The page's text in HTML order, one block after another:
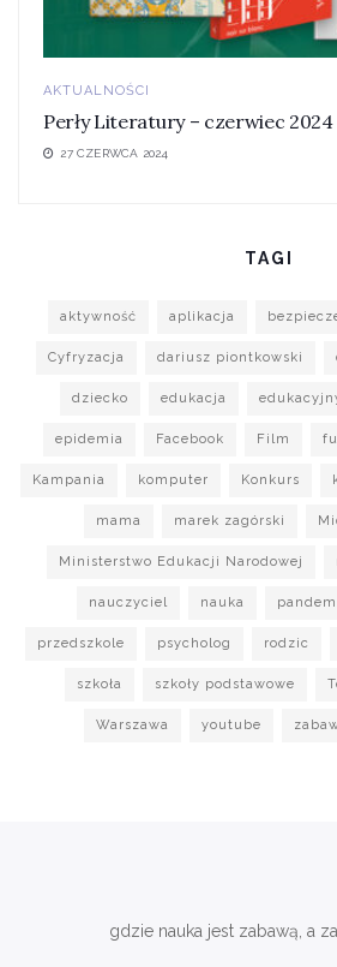
AKTUALNOŚCI
Perły Literatury – czerwiec 2024
27 CZERWCA 2024
TAGI
aktywność aplikacja
Cyfryzacja dariusz piontkowski
dziecko edukacja
epidemia Facebook Film
Kampania komputer Konkurs
mama marek zagórski
Ministerstwo Edukacji Narodowej
nauczyciel nauka
przedszkole psycholog rodzic
szkoła szkoły podstawowe
Warszawa youtube
gdzie nauka jest zabawą, a